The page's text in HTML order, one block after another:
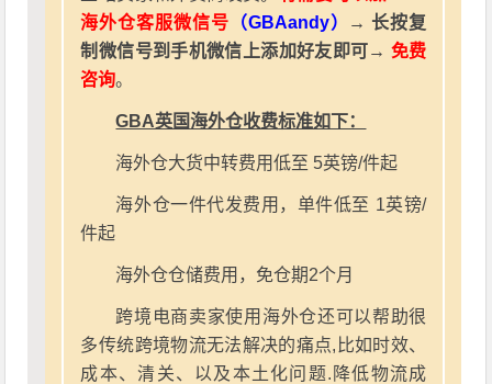
海外仓客服微信号 （GBAandy）
→ 长按复
制微信号到手机微信上添加好友即可→ 免费
咨询。
GBA英国海外仓收费标准如下：
海外仓大货中转费用低至 5英镑/件起
海外仓一件代发费用，单件低至 1英镑/
件起
海外仓仓储费用，免仓期2个月
跨境电商卖家使用海外仓还可以帮助很
多传统跨境物流无法解决的痛点,比如时效、
成本、清关、以及本土化问题.降低物流成